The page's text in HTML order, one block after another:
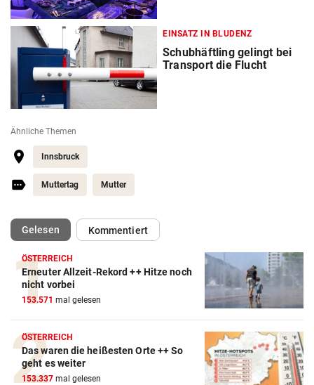
EINSATZ IN BLUDENZ
Schubhäftling gelingt bei
Transport die Flucht
Ähnliche Themen
Innsbruck
Muttertag Mutter
Gelesen(ausgewählt)Kommentiert
ÖSTERREICH
Erneuter Allzeit-Rekord ++ Hitze noch
nicht vorbei
153.571 mal gelesen
ÖSTERREICH
Das waren die heißesten Orte ++ So
geht es weiter
153.337 mal gelesen